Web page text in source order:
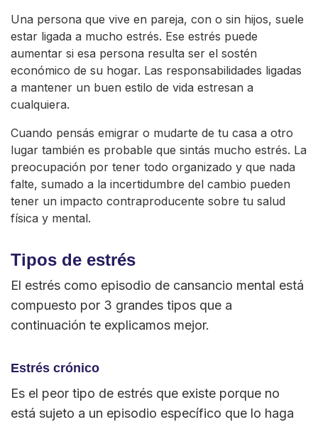
Una persona que vive en pareja, con o sin hijos, suele
estar ligada a mucho estrés. Ese estrés puede
aumentar si esa persona resulta ser el sostén
económico de su hogar. Las responsabilidades ligadas
a mantener un buen estilo de vida estresan a
cualquiera.
Cuando pensás emigrar o mudarte de tu casa a otro
lugar también es probable que sintás mucho estrés. La
preocupación por tener todo organizado y que nada
falte, sumado a la incertidumbre del cambio pueden
tener un impacto contraproducente sobre tu salud
física y mental.
Tipos de estrés
El estrés como episodio de cansancio mental está
compuesto por 3 grandes tipos que a
continuación te explicamos mejor.
Estrés crónico
Es el peor tipo de estrés que existe porque no
está sujeto a un episodio específico que lo haga